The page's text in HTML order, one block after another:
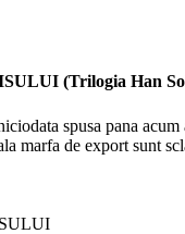
(Trilogia Han
spusa pana
marfa de export sunt